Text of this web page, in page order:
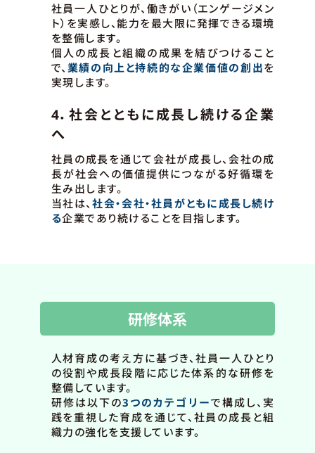
社員一人ひとりが、働きがい（エンゲージメン
ト）を実感し、能力を最大限に発揮できる環境
を整備します。
個人の成長と組織の成果を結びつけること
で、 業績の向上と持続的な企業価値の創出を
実現します。
4．社会とともに成長し続ける企業
へ
社員の成長を通じて会社が成長し、会社の成
長が社会への価値提供につながる好循環を
生み出します。
当社は、社会・会社・社員がともに成長し続け
る企業であり続けることを目指します。
研修体系
人材育成の考え方に基づき、社員一人ひとり
の役割や成長段階に応じた体系的な研修を
整備しています。
研修は以下の3つのカテゴリーで構成し、実
践を重視した育成を通じて、社員の成長と組
織力の強化を支援しています。